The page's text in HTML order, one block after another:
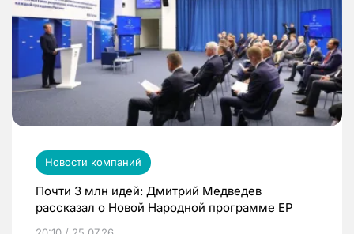
Новости компаний
Почти 3 млн идей: Дмитрий Медведев
рассказал о Новой Народной программе ЕР